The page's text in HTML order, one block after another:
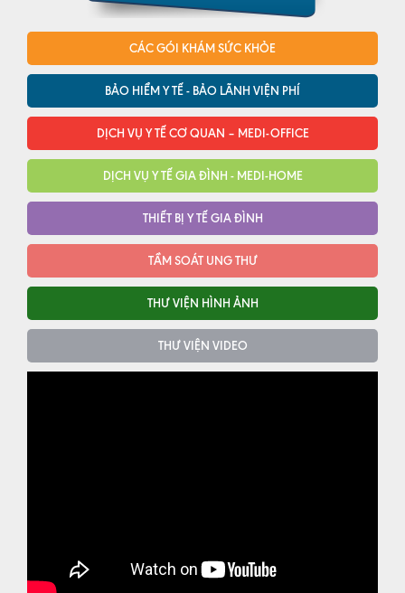
CÁC GÓI KHÁM SỨC KHỎE
BẢO HIỂM Y TẾ - BẢO LÃNH VIỆN PHÍ
DỊCH VỤ Y TẾ CƠ QUAN – MEDI-OFFICE
DỊCH VỤ Y TẾ GIA ĐÌNH - MEDI-HOME
THIẾT BỊ Y TẾ GIA ĐÌNH
TẦM SOÁT UNG THƯ
THƯ VIỆN HÌNH ẢNH
THƯ VIỆN VIDEO